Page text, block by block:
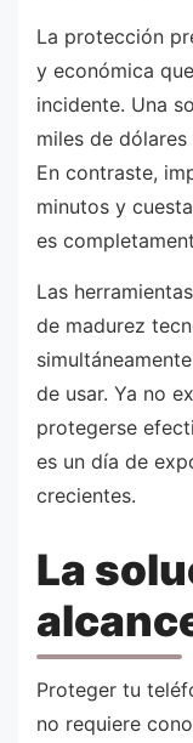
La protección
y económica
incidente. Una
miles de
En contraste,
minutos y
es
Las
de madurez
de usar. Ya no
protegerse
es un día de
crecientes.
La
Proteger tu
no requiere